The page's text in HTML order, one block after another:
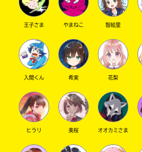
王子さま やまねこ 智絵里
入間くん 希実 花梨
ヒラリ 美桜 オオカミさま